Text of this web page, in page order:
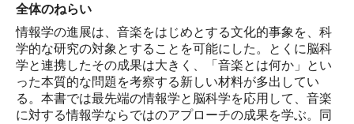
全体のねらい
情報学の進展は、音楽をはじめとする文化的事象を、科
学的な研究の対象とすることを可能にした。とくに脳科
学と連携したその成果は大きく、「音楽とは何か」とい
った本質的な問題を考察する新しい材料が多出してい
る。本書では最先端の情報学と脳科学を応用して、音楽
に対する情報学ならではのアプローチの成果を学ぶ。同